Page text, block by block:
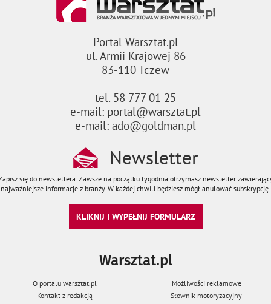
Portal Warsztat.pl
ul. Armii Krajowej 86
83-110 Tczew
tel. 58 777 01 25
e-mail: portal@warsztat.pl
e-mail: ado@goldman.pl
Newsletter
się do newslettera. Zawsze na początku tygodnia otrzymasz newsletter
najważniejsze informacje z branży. W każdej chwili będziesz mógł anulować subskrypcję.
KLIKNIJ I WYPEŁNIJ FORMULARZ
Warsztat.pl
O portalu warsztat.pl
Możliwości reklamowe
Kontakt z redakcją
Słownik motoryzacyjny